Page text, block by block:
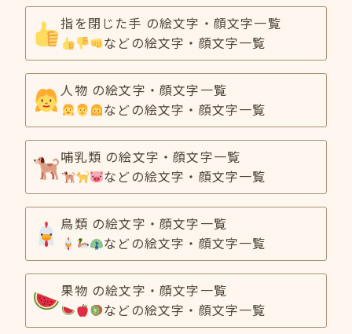
指を閉じた手 の絵文字・顔文字一覧
などの絵文字・顔文字一覧
人物 の絵文字・顔文字一覧
などの絵文字・顔文字一覧
哺乳類 の絵文字・顔文字一覧
などの絵文字・顔文字一覧
鳥類 の絵文字・顔文字一覧
などの絵文字・顔文字一覧
果物 の絵文字・顔文字一覧
などの絵文字・顔文字一覧